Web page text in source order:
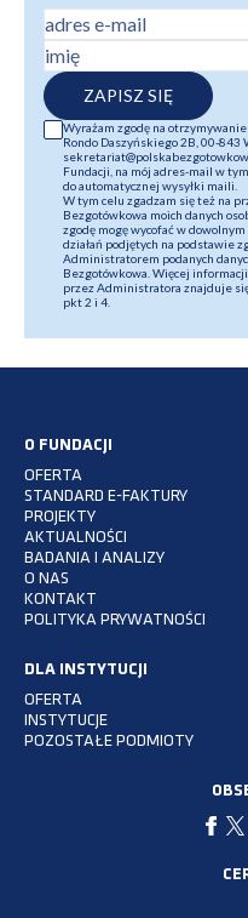
adres e-mail
imię
ZAPISZ SIĘ
Wyrażam zgodę na
Rondo Daszyńskiego 2B, 00-
Fundacji, na mój adres-mail w
do automatycznej wysyłki maili.
W tym celu zgadzam się też na
Bezgotówkowa moich danych
zgodę mogę wycofać w
działań podjętych na podstawie
Administratorem podanych
Bezgotówkowa. Więcej
przez Administratora znajduje
pkt 2 i 4.
O FUNDACJI
OFERTA
STANDARD E-FAKTURY
PROJEKTY
AKTUALNOŚCI
BADANIA I ANALIZY
O NAS
KONTAKT
POLITYKA PRYWATNOŚCI
DLA INSTYTUCJI
OFERTA
INSTYTUCJE
POZOSTAŁE PODMIOTY